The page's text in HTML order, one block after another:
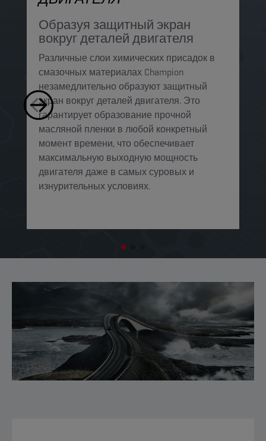
Образуя защитный экран
вокруг деталей двигателя
Различные слои химических присадок в
смазочных материалах Champion
незамедлительно образуют защитный
экран вокруг деталей двигателя. Это
гарантирует образование прочной
масляной пленки в любой конкретный
момент времени, что обеспечивает
максимальную выходную мощность
двигателя даже в самых суровых и
изнурительных условиях. ​